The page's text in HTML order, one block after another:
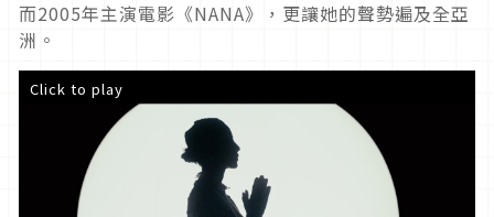
而2005年主演電影《NANA》，更讓她的聲勢遍及全亞
洲。
Click to play